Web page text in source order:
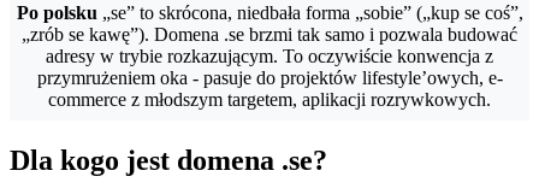
Po polsku „se” to skrócona, niedbała forma „sobie” („kup se coś”,
„zrób se kawę”). Domena .se brzmi tak samo i pozwala budować
adresy w trybie rozkazującym. To oczywiście konwencja z
przymrużeniem oka - pasuje do projektów lifestyle’owych, e-
commerce z młodszym targetem, aplikacji rozrywkowych.
Dla kogo jest domena .se?